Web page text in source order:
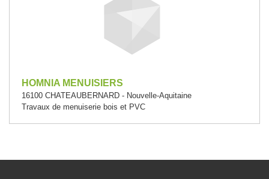
HOMNIA MENUISIERS
16100 CHATEAUBERNARD - Nouvelle-Aquitaine
Travaux de menuiserie bois et PVC